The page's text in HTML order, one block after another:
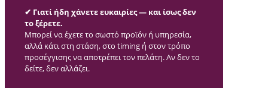
✔ Γιατί ήδη χάνετε ευκαιρίες — και ίσως δεν
το ξέρετε.
Μπορεί να έχετε το σωστό προϊόν ή υπηρεσία,
αλλά κάτι στη στάση, στο timing ή στον τρόπο
προσέγγισης να αποτρέπει τον πελάτη. Αν δεν το
δείτε, δεν αλλάζει.